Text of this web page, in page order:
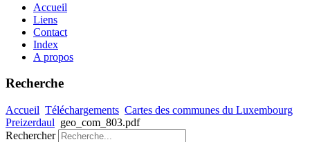
Accueil
Liens
Contact
Index
A propos
Recherche
Accueil Téléchargements Cartes des communes du Luxembourg
Preizerdaul geo_com_803.pdf
Rechercher